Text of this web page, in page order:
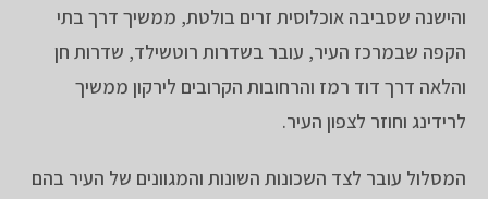
והישנה שסביבה אוכלוסית זרים בולטת, ממשיך דרך בתי
הקפה שבמרכז העיר, עובר בשדרות רוטשילד, שדרות חן
והלאה דרך דוד רמז והרחובות הקרובים לירקון ממשיך
לרידינג וחוזר לצפון העיר.
המסלול עובר לצד השכונות השונות והמגוונים של העיר בהם